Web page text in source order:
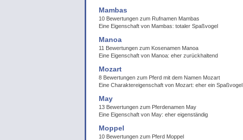
Mambas
10 Bewertungen zum Rufnamen Mambas
Eine Eigenschaft von Mambas: totaler Spaßvogel
Manoa
11 Bewertungen zum Kosenamen Manoa
Eine Eigenschaft von Manoa: eher zurückhaltend
Mozart
8 Bewertungen zum Pferd mit dem Namen Mozart
Eine Charaktereigenschaft von Mozart: eher ein Spaßvogel
May
13 Bewertungen zum Pferdenamen May
Eine Eigenschaft von May: eher eigenständig
Moppel
10 Bewertungen zum Pferd Moppel